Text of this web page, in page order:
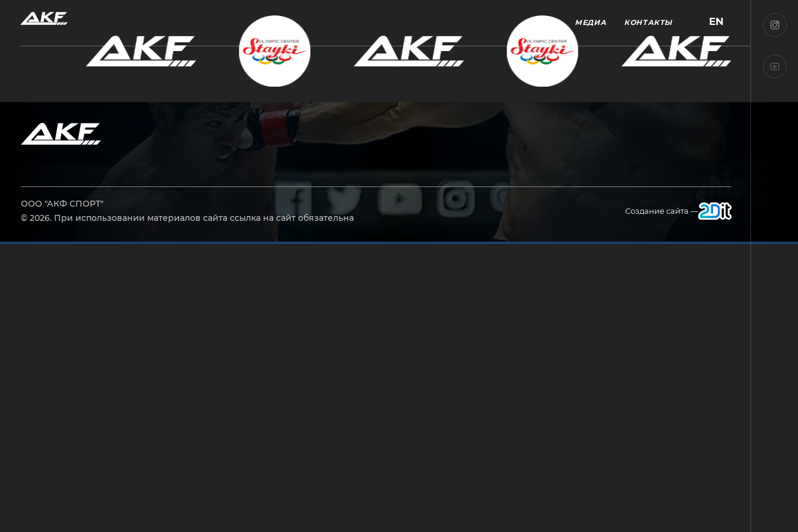
МЕДИА КОНТАКТЫ EN
ООО "АКФ СПОРТ"
© 2026. При использовании материалов сайта ссылка на сайт обязательна
Создание сайта —
Нажмите Enter для поиска или Esc, чтобы закрыть